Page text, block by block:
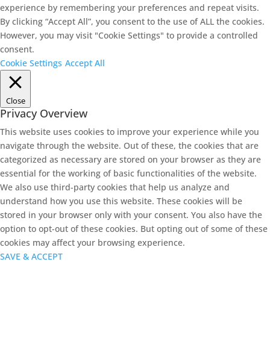
experience by remembering your preferences and repeat visits.
By clicking “Accept All”, you consent to the use of ALL the cookies.
However, you may visit "Cookie Settings" to provide a controlled
consent.
Cookie Settings Accept All
Close
Privacy Overview
This website uses cookies to improve your experience while you
navigate through the website. Out of these, the cookies that are
categorized as necessary are stored on your browser as they are
essential for the working of basic functionalities of the website.
We also use third-party cookies that help us analyze and
understand how you use this website. These cookies will be
stored in your browser only with your consent. You also have the
option to opt-out of these cookies. But opting out of some of these
cookies may affect your browsing experience.
SAVE & ACCEPT